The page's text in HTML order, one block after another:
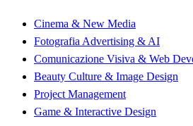
Cinema & New Media
Fotografia Advertising & AI
Comunicazione Visiva & Web
Beauty Culture & Image Design
Project Management
Game & Interactive Design